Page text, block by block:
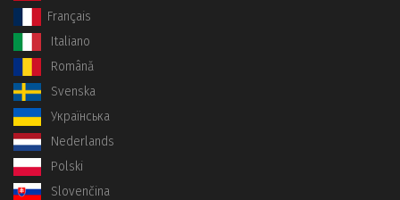
Français
Italiano
Română
Svenska
Українська
Nederlands
Polski
Slovenčina